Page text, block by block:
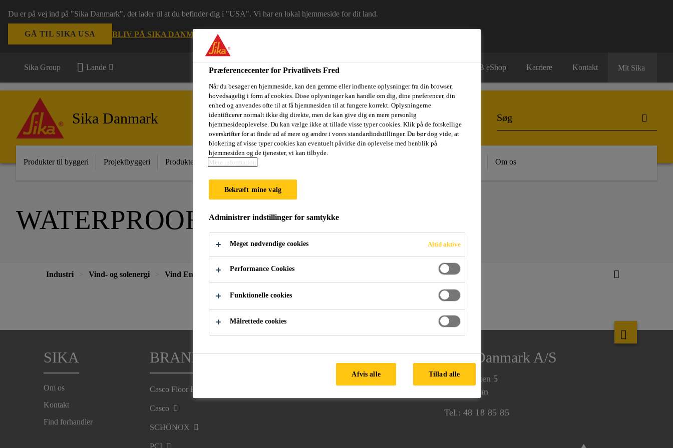
Du er på vej ind på "Sika Danmark", det lader til at du befinder dig i "USA". Vi har en lokal hjemmeside for dit land.
GÅ TIL SIKA USA BLIV PÅ SIKA DANMARK VÆLG ET LAND
Sika Group Lande B2B eShop Karriere Kontakt Mit Sika
Sika Danmark
Produkter til byggeri Projektbyggeri Produkter til industri Dokumenter Om os
WATERPROOFING SURFACES
Industri Vind- og solenergi Vind Energi
SIKA
Om os
Kontakt
Find forhandler
BRANDS
Casco Floor Expert
Casco
SCHÖNOX
PCI
FØLG SIKA Sika Danmark A/S
Hirsemarken 5
3520 Farum
Tel.: 48 18 85 85
Præferencecenter for Privatlivets Fred
Når du besøger en hjemmeside, kan den gemme eller indhente oplysninger fra din browser,
hovedsagelig i form af cookies. Disse oplysninger kan handle om dig, dine præferencer, din
enhed og anvendes ofte til at få hjemmesiden til at fungere korrekt. Oplysningerne
identificerer normalt ikke dig direkte, men de kan give dig en mere personlig
hjemmesideoplevelse. Du kan vælge ikke at tillade visse typer cookies. Klik på de forskellige
overskrifter for at finde ud af mere og ændre i vores standardindstillinger. Du bør dog vide, at
blokering af visse typer cookies kan eventuelt påvirke din oplevelse med henblik på
hjemmesiden og de tjenester, vi kan tilbyde.
Mere information
Bekræft mine valg
Administrer indstillinger for samtykke
Meget nødvendige cookies Altid aktive
Performance Cookies
Funktionelle cookies
Målrettede cookies
Afvis alle Tillad alle